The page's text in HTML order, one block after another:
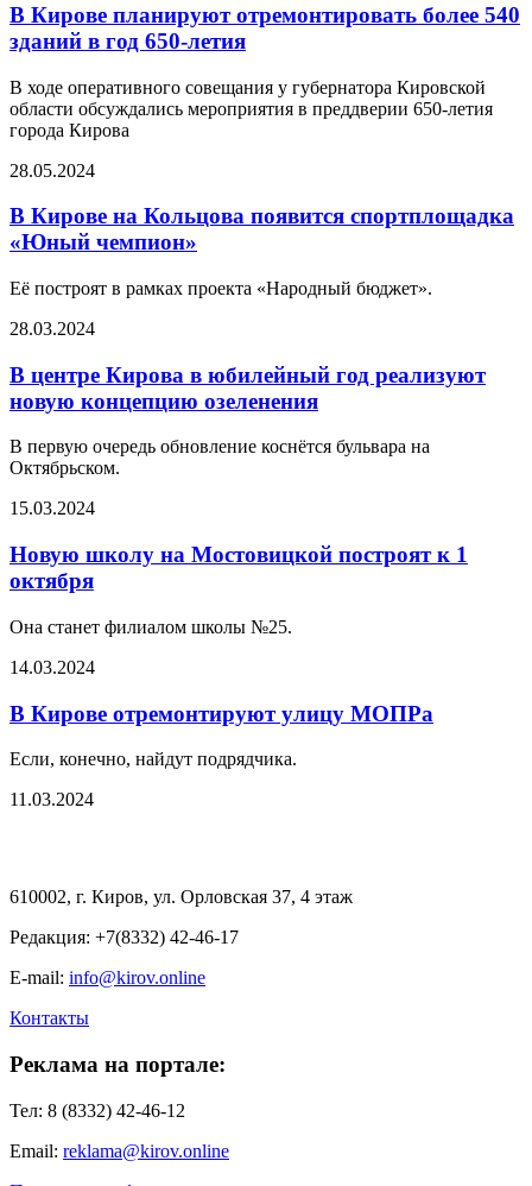
В Кирове планируют отремонтировать более 540
зданий в год 650-летия
В ходе оперативного совещания у губернатора Кировской
области обсуждались мероприятия в преддверии 650-летия
города Кирова
28.05.2024
В Кирове на Кольцова появится спортплощадка
«Юный чемпион»
Её построят в рамках проекта «Народный бюджет».
28.03.2024
В центре Кирова в юбилейный год реализуют
новую концепцию озеленения
В первую очередь обновление коснётся бульвара на
Октябрьском.
15.03.2024
Новую школу на Мостовицкой построят к 1
октября
Она станет филиалом школы №25.
14.03.2024
В Кирове отремонтируют улицу МОПРа
Если, конечно, найдут подрядчика.
11.03.2024
610002, г. Киров, ул. Орловская 37, 4 этаж
Редакция: +7(8332) 42-46-17
E-mail: info@kirov.online
Контакты
Реклама на портале:
Тел: 8 (8332) 42-46-12
Email: reklama@kirov.online